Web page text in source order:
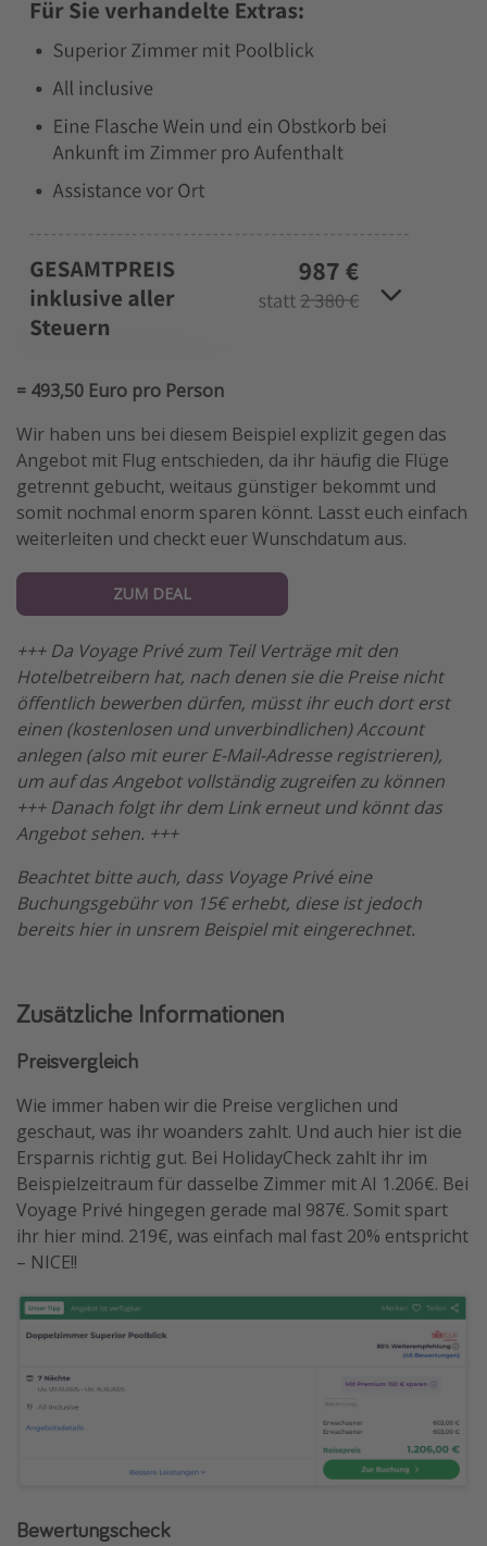
= 493,50 Euro pro Person
Wir haben uns bei diesem Beispiel explizit gegen das
Angebot mit Flug entschieden, da ihr häufig die Flüge
getrennt gebucht, weitaus günstiger bekommt und
somit nochmal enorm sparen könnt. Lasst euch einfach
weiterleiten und checkt euer Wunschdatum aus.
ZUM DEAL
+++ Da Voyage Privé zum Teil Verträge mit den
Hotelbetreibern hat, nach denen sie die Preise nicht
öffentlich bewerben dürfen, müsst ihr euch dort erst
einen (kostenlosen und unverbindlichen) Account
anlegen (also mit eurer E-Mail-Adresse registrieren),
um auf das Angebot vollständig zugreifen zu können
+++ Danach folgt ihr dem Link erneut und könnt das
Angebot sehen. +++
Beachtet bitte auch, dass Voyage Privé eine
Buchungsgebühr von 15€ erhebt, diese ist jedoch
bereits hier in unsrem Beispiel mit eingerechnet.
Zusätzliche Informationen
Preisvergleich
Wie immer haben wir die Preise verglichen und
geschaut, was ihr woanders zahlt. Und auch hier ist die
Ersparnis richtig gut. Bei HolidayCheck zahlt ihr im
Beispielzeitraum für dasselbe Zimmer mit AI 1.206€. Bei
Voyage Privé hingegen gerade mal 987€. Somit spart
ihr hier mind. 219€, was einfach mal fast 20% entspricht
– NICE!!
Bewertungscheck